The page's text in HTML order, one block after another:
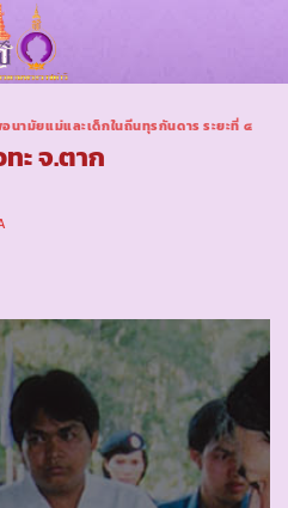
นามัยแม่และเด็กในถิ่นทุรกันดาร ระยะที่ ๔
ะ จ.ตาก